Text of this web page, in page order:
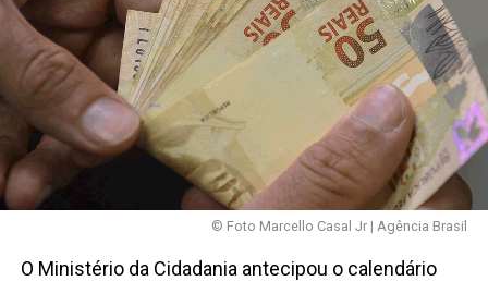
© Foto Marcello Casal Jr | Agência Brasil
O Ministério da Cidadania antecipou o calendário